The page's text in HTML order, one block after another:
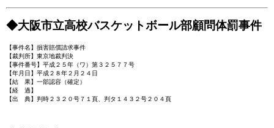
◆大阪市立高校バスケットボール部顧問体罰事件
【事件名】損害賠償請求事件
【裁判所】東京地裁判決
【事件番号】平成２５年（ワ）第３２５７７号
【年月日】平成２８年２月２４日
【結 果】一部認容（確定）
【経 過】
【出 典】判時２３２０号７１頁、判タ１４３２号２０４頁